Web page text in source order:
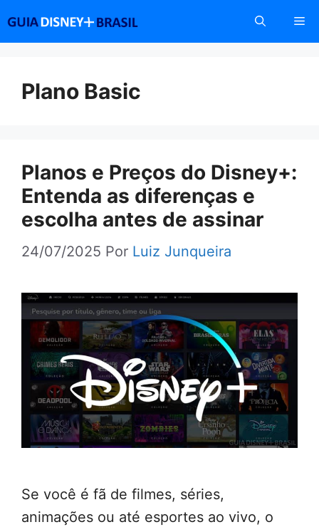
conteúdo
Plano Basic
Planos e Preços do Disney+:
Entenda as diferenças e
escolha antes de assinar
24/07/2025 Por Luiz Junqueira
Se você é fã de filmes, séries,
animações ou até esportes ao vivo, o